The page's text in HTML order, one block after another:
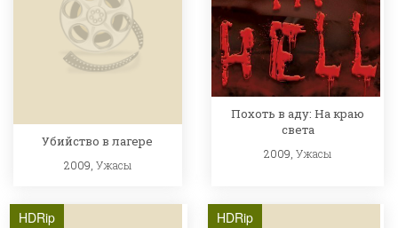
Убийство в лагере
2009, Ужасы
Похоть в аду: На краю
света
2009,Ужасы
HDRip HDRip